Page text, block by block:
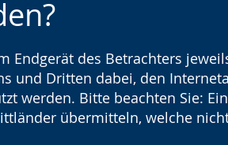
Endgerät des Betrachters
und Dritten dabei, den
werden. Bitte beachten Sie:
übermitteln, welche